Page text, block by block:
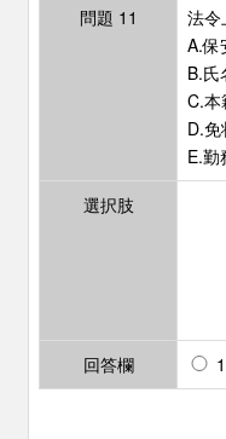
問題 11
法令
A.保
B.氏
C.本
D.免
E.勤
選択肢
回答欄
1